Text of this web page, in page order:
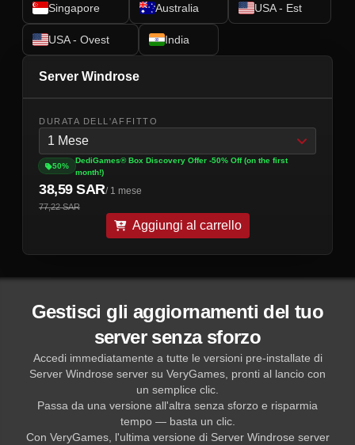
Singapore Australia USA - Est
USA - Ovest India
Server Windrose
DURATA DELL'AFFITTO
1 Mese
50%
DediGames® Box Discovery Offer -50% Off (on the first
month!)
38,59 SAR/ 1 mese
77,22 SAR
Aggiungi al carrello
Gestisci gli aggiornamenti del tuo
server senza sforzo
Accedi immediatamente a tutte le versioni pre-installate di
Server Windrose server su VeryGames, pronti al lancio con
un semplice clic.
Passa da una versione all'altra senza sforzo e risparmia
tempo — basta un clic.
Con VeryGames, l'ultima versione di Server Windrose server